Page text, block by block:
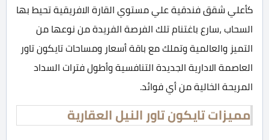
كأعلي شقق فندقية علي مستوي القارة الافريقية تحيط بها
السحاب ،سارع باغتنام تلك الفرصة الفريدة من نوعها من
التميز والعالمية وتملك مع باقة أسعار ومساحات تايكون تاور
العاصمة الادارية الجديدة التنافسية وأطول فترات السداد
المريحة الخالية من أي فوائد.
مميزات تايكون تاور النيل العقارية